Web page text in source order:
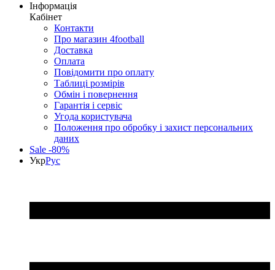
Інформація
Кабінет
Контакти
Про магазин 4football
Доставка
Оплата
Повідомити про оплату
Таблиці розмірів
Обмін і повернення
Гарантія і сервіс
Угода користувача
Положення про обробку і захист персональних
даних
Sale -80%
УкрРус